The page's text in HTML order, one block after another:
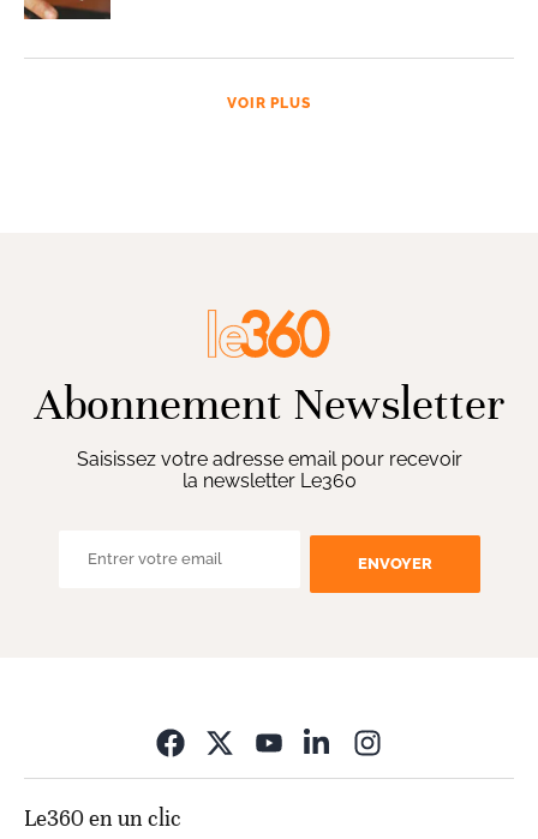
VOIR PLUS
Abonnement Newsletter
Saisissez votre adresse email pour recevoir
la newsletter Le360
ENVOYER
Le360 en un clic